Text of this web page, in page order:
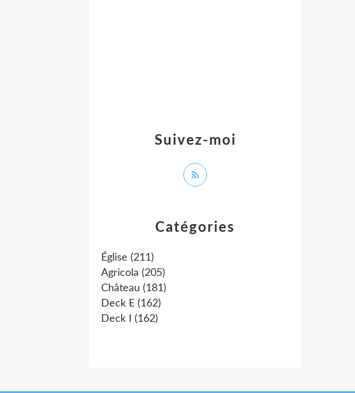
Catégories
Église (211)
Agricola (205)
Château (181)
Deck E (162)
Deck I
(162)
Suivez-moi